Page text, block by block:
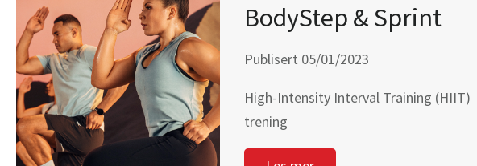
BodyStep & Sprint
Publisert 05/01/2023
High-Intensity Interval Training (HIIT)
trening